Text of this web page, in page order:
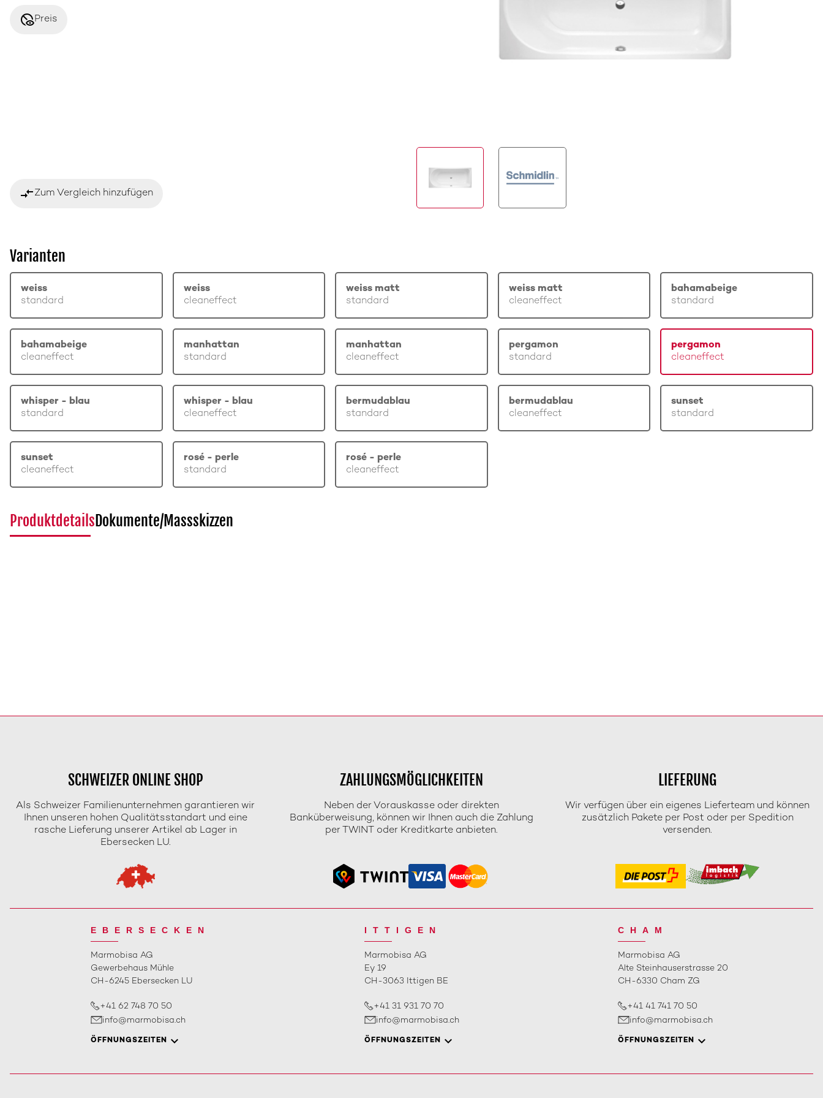
disabled_visiblePreis
compare_arrowsZum Vergleich hinzufügen
Varianten
weiss
standard
weiss
cleaneffect
weiss matt
standard
weiss matt
cleaneffect
bahamabeige
standard
bahamabeige
cleaneffect
manhattan
standard
manhattan
cleaneffect
pergamon
standard
pergamon
cleaneffect
whisper - blau
standard
whisper - blau
cleaneffect
bermudablau
standard
bermudablau
cleaneffect
sunset
standard
sunset
cleaneffect
rosé - perle
standard
rosé - perle
cleaneffect
ProduktdetailsDokumente/Massskizzen
SCHWEIZER ONLINE SHOP
Als Schweizer Familienunternehmen garantieren wir
Ihnen unseren hohen Qualitätsstandart und eine
rasche Lieferung unserer Artikel ab Lager in
Ebersecken LU.
ZAHLUNGSMÖGLICHKEITEN
Neben der Vorauskasse oder direkten
Banküberweisung, können wir Ihnen auch die Zahlung
per TWINT oder Kreditkarte anbieten.
LIEFERUNG
Wir verfügen über ein eigenes Lieferteam und können
zusätzlich Pakete per Post oder per Spedition
versenden.
EBERSECKEN
Marmobisa AG
Gewerbehaus Mühle
CH-6245 Ebersecken LU
+41 62 748 70 50
info@marmobisa.ch
ÖFFNUNGSZEITEN
ITTIGEN
Marmobisa AG
Ey 19
CH-3063 Ittigen BE
+41 31 931 70 70
info@marmobisa.ch
ÖFFNUNGSZEITEN
CHAM
Marmobisa AG
Alte Steinhauserstrasse 20
CH-6330 Cham ZG
+41 41 741 70 50
info@marmobisa.ch
ÖFFNUNGSZEITEN